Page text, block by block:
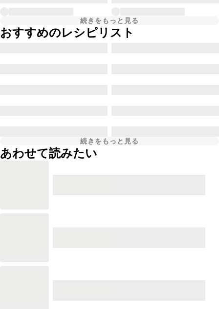
続きをもっと見る
おすすめのレシピリスト
続きをもっと見る
あわせて読みたい